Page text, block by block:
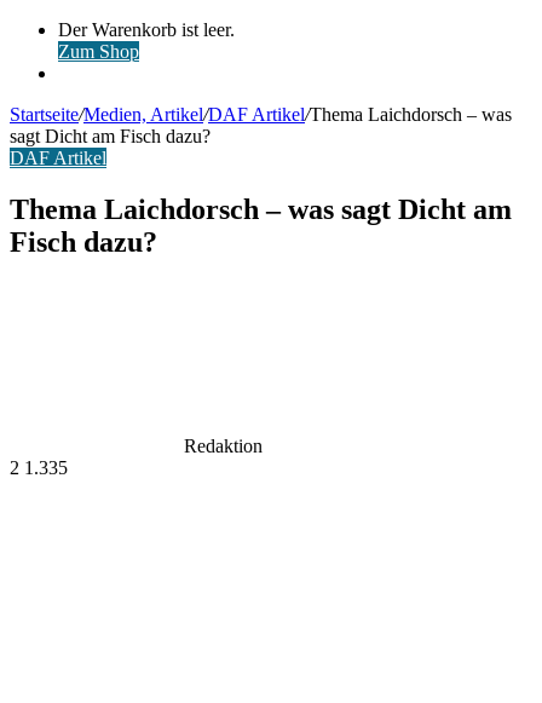
Warenkorb
ansehen
Der Warenkorb ist leer.
Zum Shop
Startseite/Medien, Artikel/DAF Artikel/Thema Laichdorsch – was
sagt Dicht am Fisch dazu?
DAF Artikel
Thema Laichdorsch – was sagt Dicht am
Fisch dazu?
Redaktion
2 1.335